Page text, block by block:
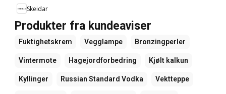
Skeidar
Produkter fra kundeaviser
Fuktighetskrem Vegglampe Bronzingperler
Vintermote Hagejordforbedring Kjølt kalkun
Kyllinger Russian Standard Vodka Vektteppe